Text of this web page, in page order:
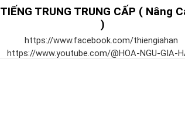
TIẾNG TRUNG TRUNG CẤP ( Nâng
)
https://www.facebook.com/thiengiahan
https://www.youtube.com/@HOA-NGU-GIA-